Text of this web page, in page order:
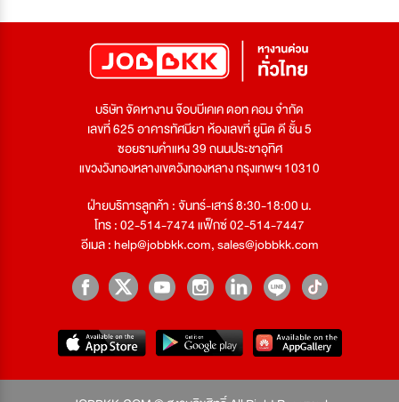
บริษัท จัดหางาน จ๊อบบีเคเค ดอท คอม จำกัด
เลขที่ 625 อาคารทัศนียา ห้องเลขที่ ยูนิต ดี ชั้น 5
ซอยรามคำแหง 39 ถนนประชาอุทิศ
แขวงวังทองหลางเขตวังทองหลาง กรุงเทพฯ 10310
ฝ่ายบริการลูกค้า : จันทร์-เสาร์ 8:30-18:00 น.
โทร : 02-514-7474 แฟ็กซ์ 02-514-7447
อีเมล :help@jobbkk.com,sales@jobbkk.com